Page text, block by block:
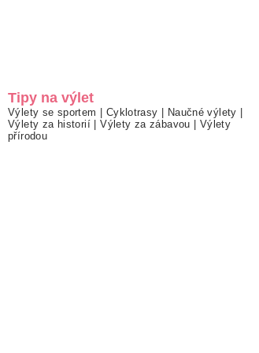
Tipy na výlet
Výlety se sportem | Cyklotrasy | Naučné výlety |
Výlety za historií |Výlety za zábavou | Výlety
přírodou